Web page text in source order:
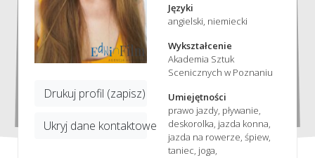
Drukuj profil (zapisz)
Ukryj dane kontaktowe
Języki
angielski, niemiecki
Wykształcenie
Akademia Sztuk
Scenicznych w Poznaniu
Umiejętności
prawo jazdy, pływanie,
deskorolka, jazda konna,
jazda na rowerze, śpiew,
taniec, joga,